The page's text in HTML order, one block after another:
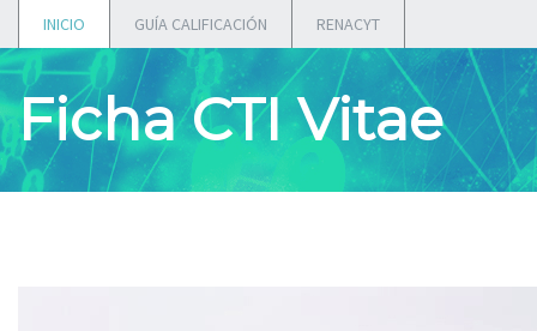
INICIO GUÍA CALIFICACIÓN RENACYT
Ficha CTI Vitae